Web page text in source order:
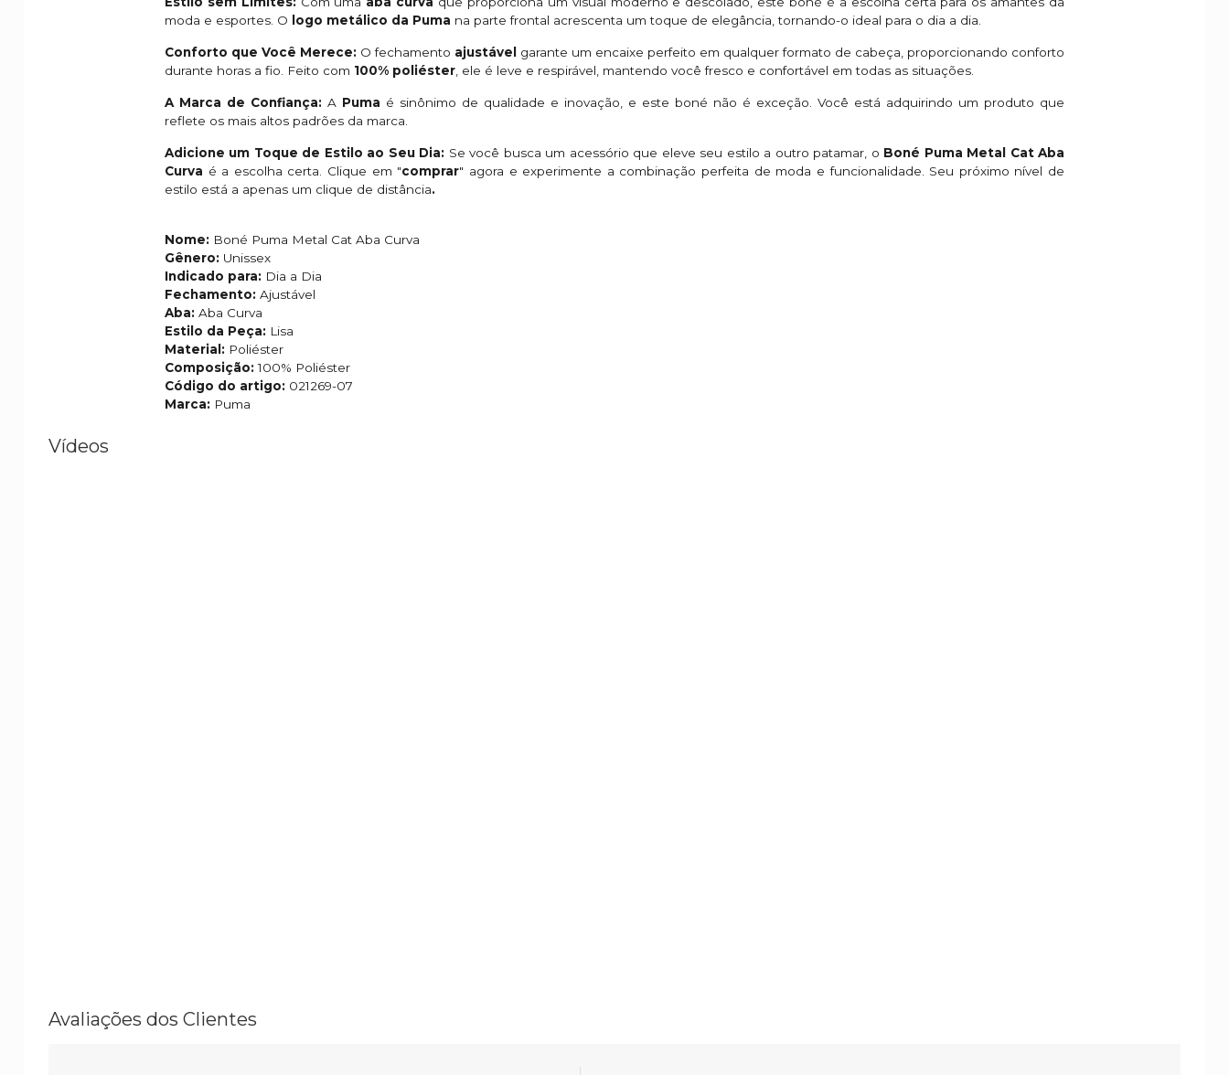
moda e esportes. O
logo metálico da Puma na parte frontal acrescenta um toque de elegância, tornando-o ideal para o dia a dia.
Conforto que Você Merece: O fechamento ajustável
garante um encaixe perfeito em qualquer formato de cabeça, proporcionando conforto
durante horas a fio. Feito com 100% poliéster , ele é leve e respirável, mantendo você fresco e confortável em todas as situações.
A Marca de Confiança: A Puma é sinônimo de qualidade e inovação, e este boné não é exceção. Você está adquirindo um produto que
reflete os mais altos padrões da marca.
Adicione um Toque de Estilo ao Seu Dia: Se você busca um acessório que eleve seu estilo a outro patamar, o Boné Puma Metal Cat Aba
Curva é a escolha certa. Clique em "comprar" agora e experimente a combinação perfeita de moda e funcionalidade. Seu próximo nível de
estilo está a apenas um clique de distância.
Nome: Boné Puma Metal Cat Aba Curva
Gênero: Unissex
Indicado para: Dia a Dia
Fechamento: Ajustável
Aba: Aba Curva
Estilo da Peça: Lisa
Material: Poliéster
Composição:100% Poliéster
Código do artigo: 021269-07
Marca: Puma
Vídeos
Avaliações dos Clientes